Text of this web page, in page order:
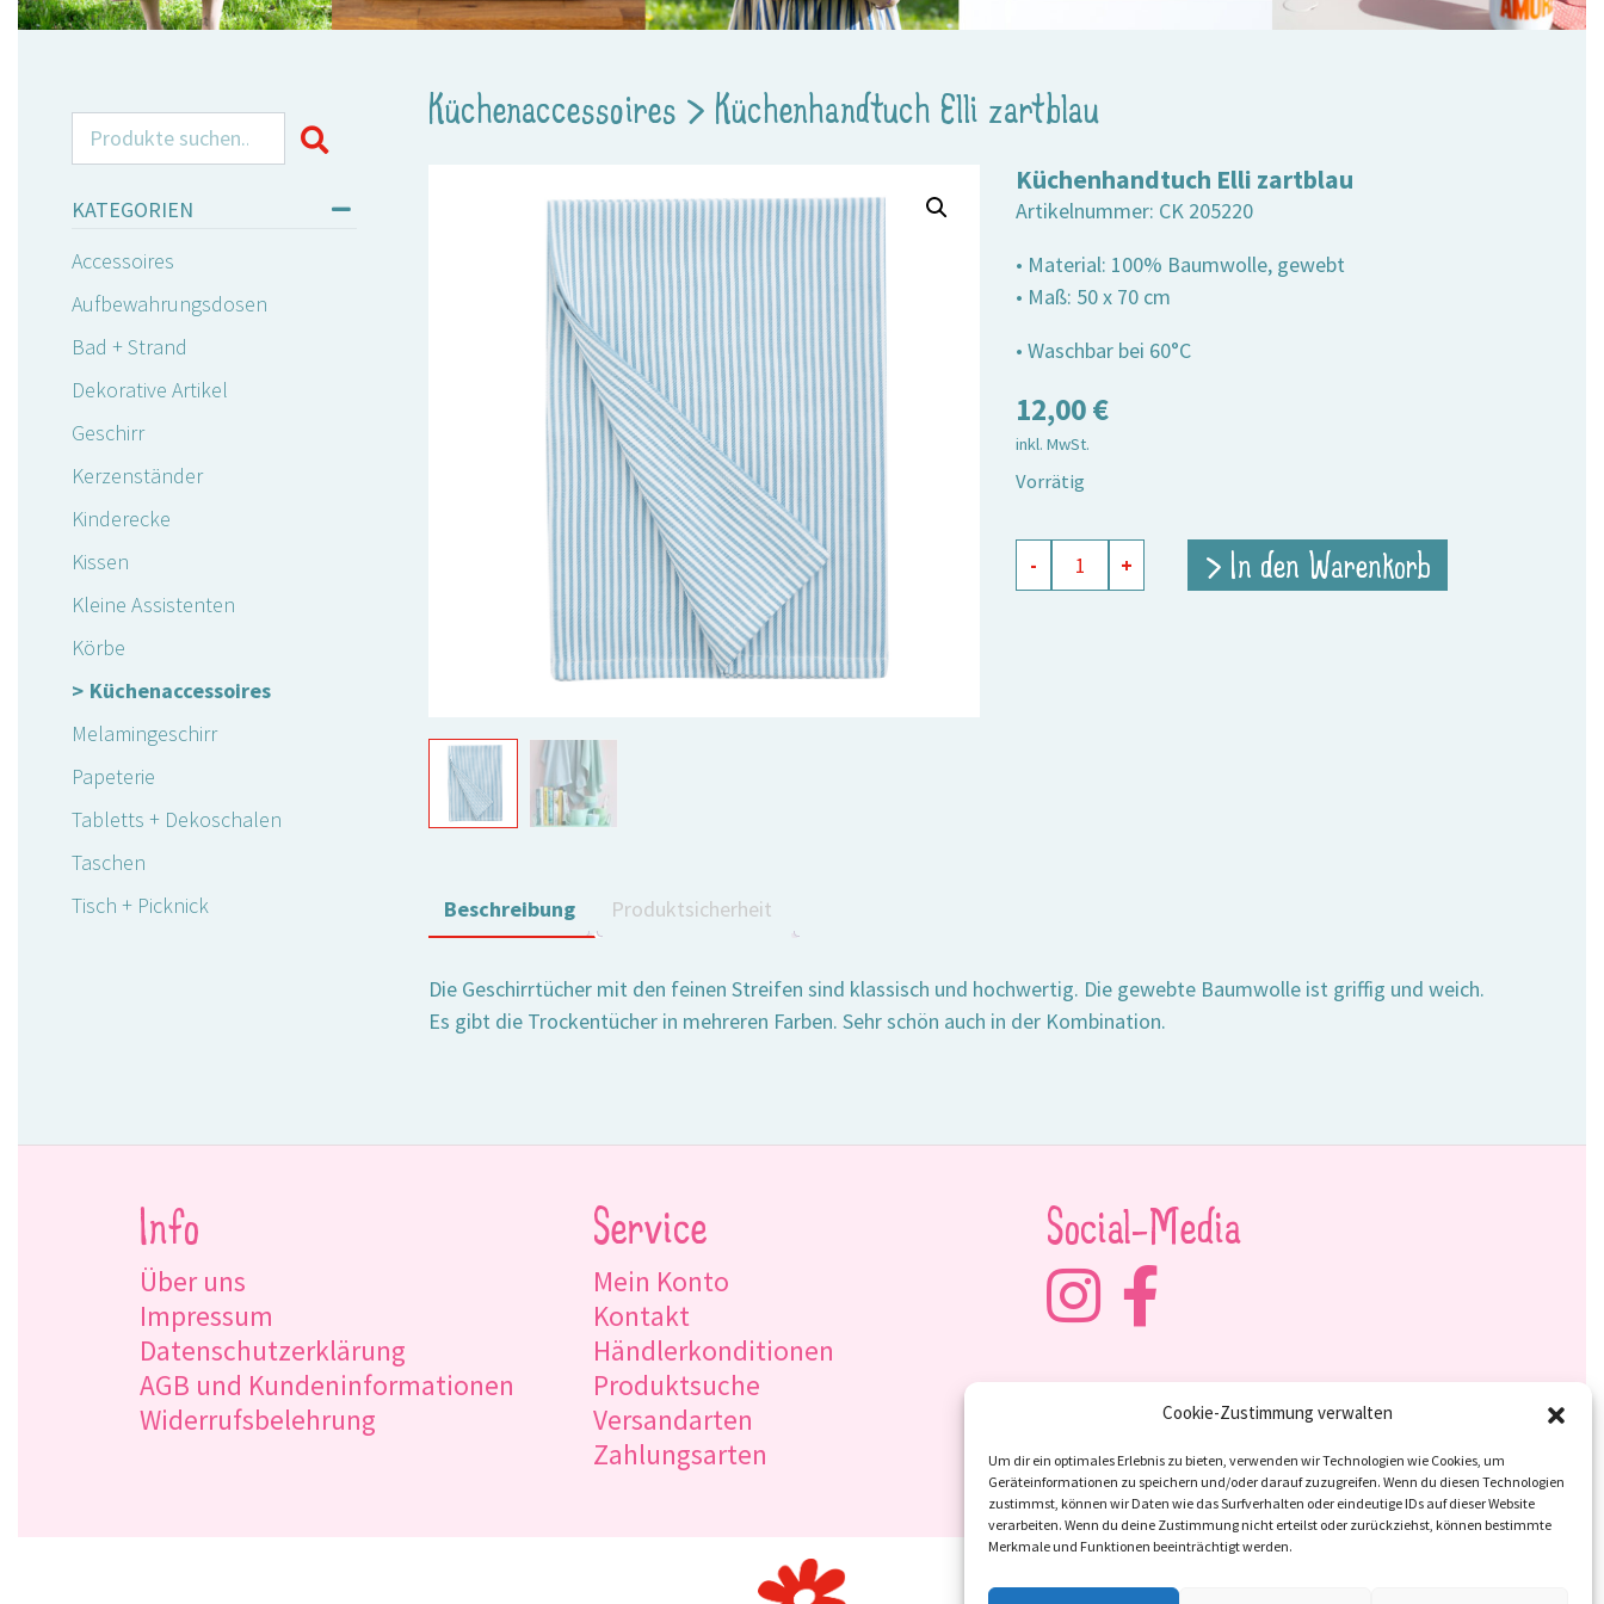
Cookie-Zustimmung verwalten
Um dir ein optimales Erlebnis zu bieten, verwenden wir Technologien wie Cookies, um
Geräteinformationen zu speichern und/oder darauf zuzugreifen. Wenn du diesen Technologien
zustimmst, können wir Daten wie das Surfverhalten oder eindeutige IDs auf dieser Website
verarbeiten. Wenn du deine Zustimmung nicht erteilst oder zurückziehst, können bestimmte
Merkmale und Funktionen beeinträchtigt werden.
Search for:
KATEGORIEN
Accessoires
Aufbewahrungsdosen
Bad + Strand
Dekorative Artikel
Geschirr
Kerzenständer
Kinderecke
Kissen
Kleine Assistenten
Körbe
Küchenaccessoires
Melamingeschirr
Papeterie
Tabletts + Dekoschalen
Taschen
Tisch + Picknick
Küchenaccessoires > Küchenhandtuch Elli zartblau
Küchenhandtuch Elli zartblau
Artikelnummer: CK 205220
• Material: 100% Baumwolle, gewebt
• Maß: 50 x 70 cm
• Waschbar bei 60°C
12,00€
inkl. MwSt.
Vorrätig
Küchenhandtuch
Elli
- + > In den Warenkorb
Beschreibung Produktsicherheit
Die Geschirrtücher mit den feinen Streifen sind klassisch und hochwertig. Die gewebte Baumwolle ist griffig und weich.
Es gibt die Trockentücher in mehreren Farben. Sehr schön auch in der Kombination.
Info
Über uns
Impressum
Datenschutzerklärung
AGB und Kundeninformationen
Widerrufsbelehrung
Service
Mein Konto
Kontakt
Händlerkonditionen
Produktsuche
Versandarten
Zahlungsarten
Social-Media